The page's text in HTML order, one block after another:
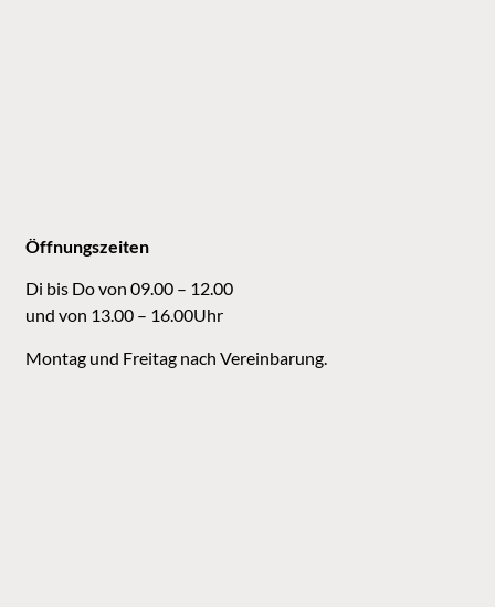
Öffnungszeiten
Di bis Do von 09.00 – 12.00
und von 13.00 – 16.00Uhr
Montag und Freitag nach Vereinbarung.